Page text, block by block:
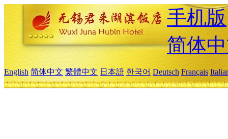
手机版
简体
English 简体中文 繁體中文 日本語 한국어 Deutsch Français